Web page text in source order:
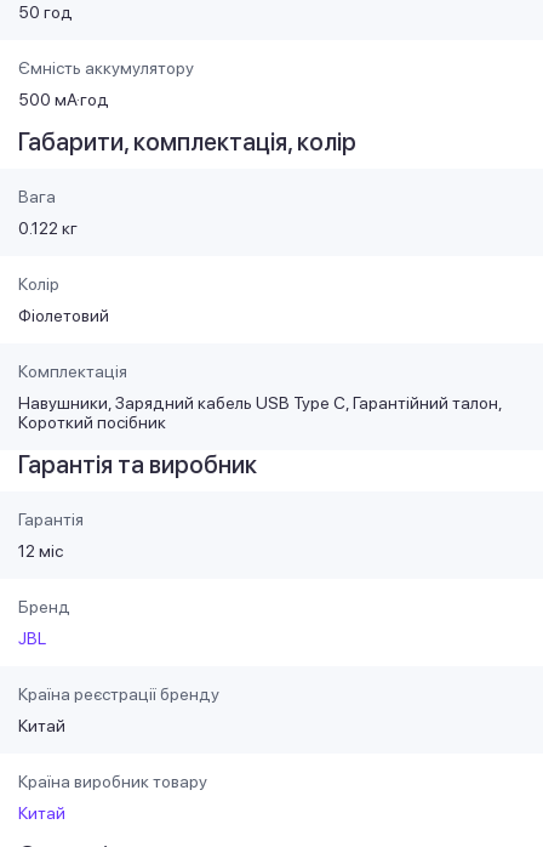
50 год
Ємність аккумулятору
500 мА·год
Габарити, комплектація, колір
Вага
0.122 кг
Колір
Фіолетовий
Комплектація
Навушники, Зарядний кабель USB Type С, Гарантійний талон,
Короткий посібник
Гарантія та виробник
Гарантія
12 міс
Бренд
JBL
Країна реєстрації бренду
Китай
Країна виробник товару
Китай